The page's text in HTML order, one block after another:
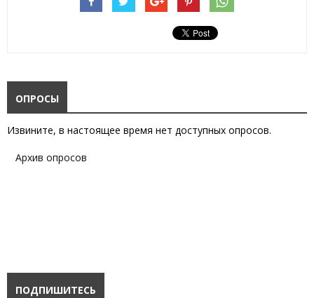
ОПРОСЫ
Извините, в настоящее время нет доступных опросов.
Архив опросов
ПОДПИШИТЕСЬ